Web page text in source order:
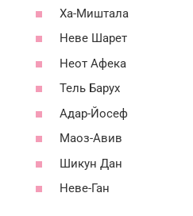
Ха-Миштала
Неве Шарет
Неот Афека
Тель Барух
Адар-Йосеф
Маоз-Авив
Шикун Дан
Неве-Ган